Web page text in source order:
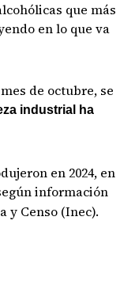
que más
en lo que va
de octubre, se
industrial ha
en 2024, en
información
y Censo (Inec).